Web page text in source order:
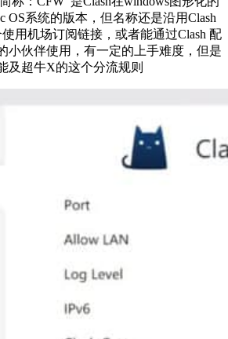
OS系统的版本，但名称还是沿用Clash
用机场订阅链接，或者能通过Clash 配
小伙伴使用，有一定的上手难度，但是
及超牛X的这个分流规则